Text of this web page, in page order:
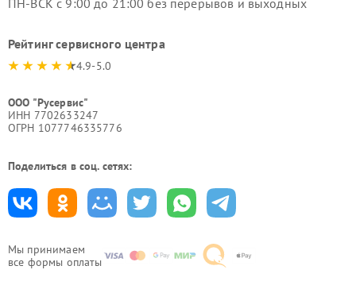
Мы принимаем
все формы оплаты
Рейтинг сервисного центра
4.9-5.0
ООО "Русервис"
ИНН 7702633247
ОГРН 1077746335776
Поделиться в соц. сетях: